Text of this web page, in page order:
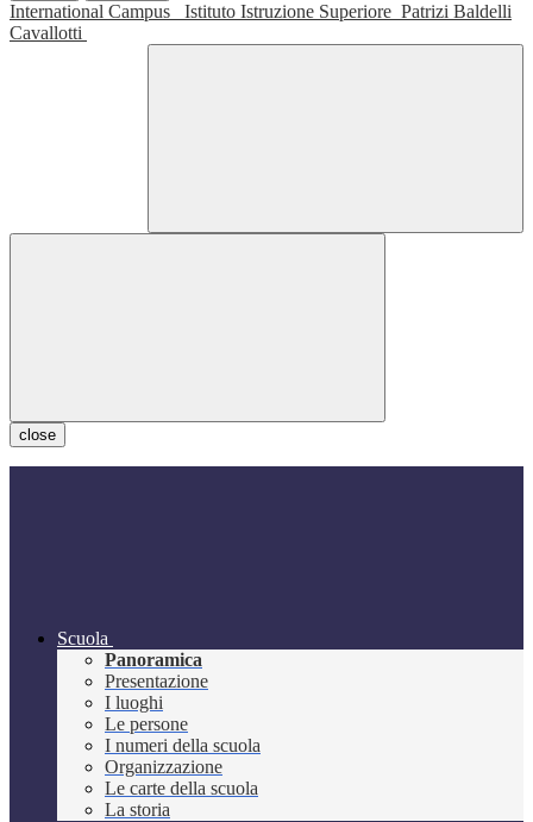
International Campus Istituto Istruzione Superiore Patrizi Baldelli
Cavallotti
close
Scuola
Panoramica
Presentazione
I luoghi
Le persone
I numeri della scuola
Organizzazione
Le carte della scuola
La storia